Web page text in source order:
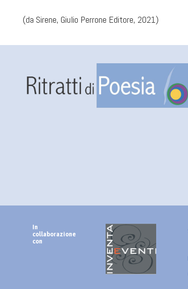
(da Sirene, Giulio Perrone Editore, 2021)
In
collaborazione
con